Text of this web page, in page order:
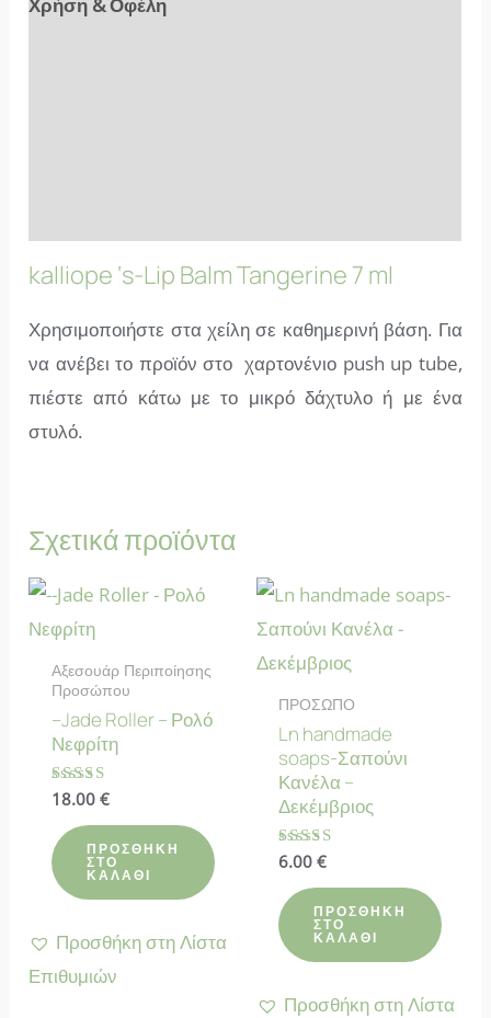
kalliope ‘s-Lip Balm Tangerine 7 ml
Χρησιμοποιήστε στα χείλη σε καθημερινή βάση. Για
να ανέβει το προϊόν στο χαρτονένιο push up tube,
πιέστε από κάτω με το μικρό δάχτυλο ή με ένα
στυλό.
Σχετικά προϊόντα
Αξεσουάρ Περιποίησης
Προσώπου
–Jade Roller – Ρολό
Νεφρίτη
Βαθμολογήθηκε
4.70
από 5
18.00 €
ΠΡΟΣΘΉΚΗ
ΣΤΟ
ΚΑΛΆΘΙ
Προσθήκη στη Λίστα
Επιθυμιών
ΠΡΟΣΩΠΟ
Ln handmade
soaps-Σαπούνι
Κανέλα –
Δεκέμβριος
Βαθμολογήθηκε
4.78
από 5
6.00€
ΠΡΟΣΘΉΚΗ
ΣΤΟ
ΚΑΛΆΘΙ
Προσθήκη στη Λίστα